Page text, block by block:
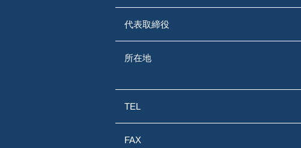
代表取締役
所在地
TEL
FAX